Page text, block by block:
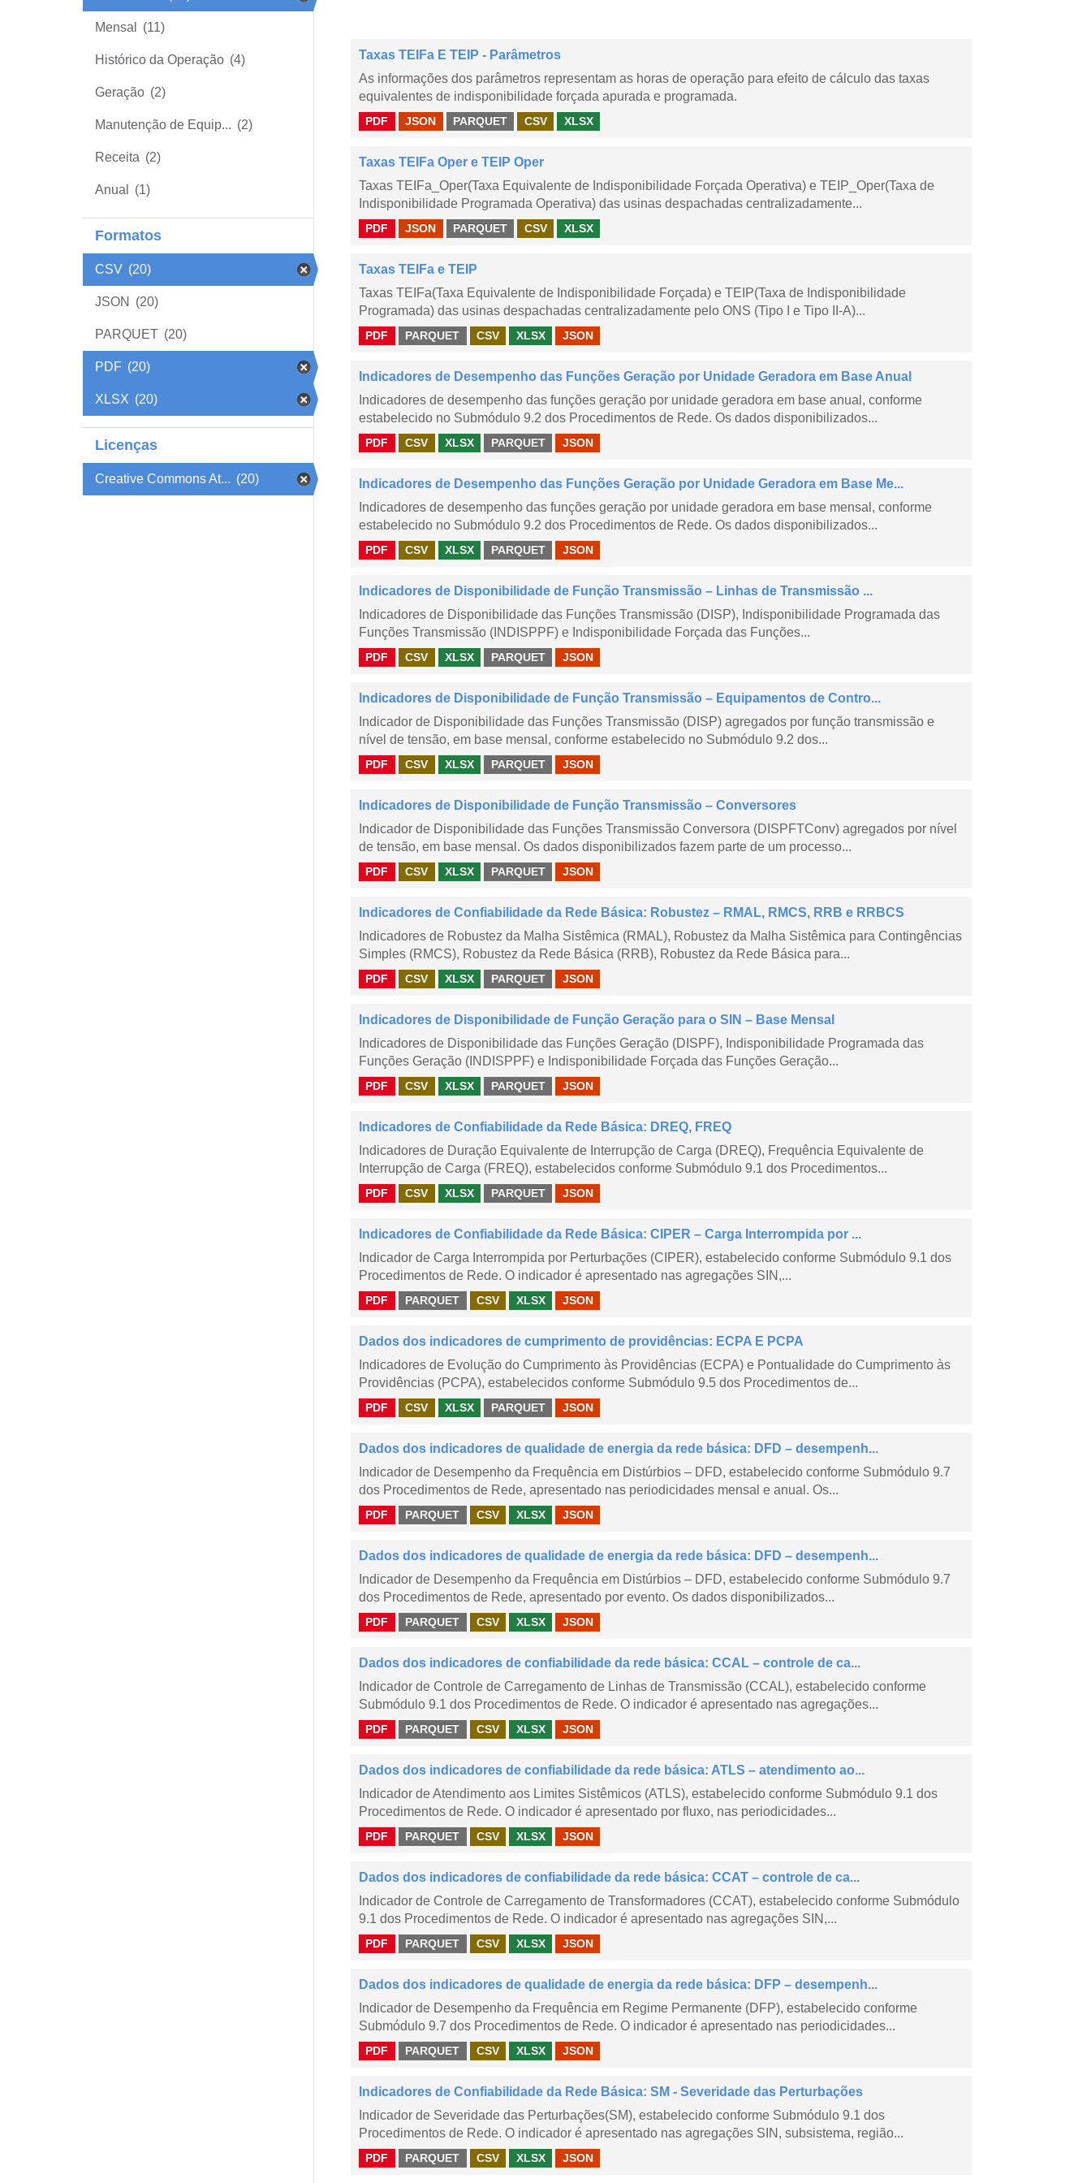
Mensal (11)
Histórico da Operação (4)
Geração (2)
Manutenção de Equip... (2)
Receita (2)
Anual (1)
Formatos
CSV (20)
JSON (20)
PARQUET (20)
PDF (20)
XLSX (20)
Licenças
Creative Commons At... (20)
Taxas TEIFa E TEIP - Parâmetros
As informações dos parâmetros representam as horas de operação para efeito de cálculo das taxas
equivalentes de indisponibilidade forçada apurada e programada.
PDF JSON PARQUET CSV XLSX
Taxas TEIFa Oper e TEIP Oper
Taxas TEIFa_Oper(Taxa Equivalente de Indisponibilidade Forçada Operativa) e TEIP_Oper(Taxa de
Indisponibilidade Programada Operativa) das usinas despachadas centralizadamente...
PDF JSON PARQUET CSV XLSX
Taxas TEIFa e TEIP
Taxas TEIFa(Taxa Equivalente de Indisponibilidade Forçada) e TEIP(Taxa de Indisponibilidade
Programada) das usinas despachadas centralizadamente pelo ONS (Tipo I e Tipo II-A)...
PDF PARQUET CSV XLSX JSON
Indicadores de Desempenho das Funções Geração por Unidade Geradora em Base Anual
Indicadores de desempenho das funções geração por unidade geradora em base anual, conforme
estabelecido no Submódulo 9.2 dos Procedimentos de Rede. Os dados disponibilizados...
PDF CSV XLSX PARQUET JSON
Indicadores de Desempenho das Funções Geração por Unidade Geradora em Base Me...
Indicadores de desempenho das funções geração por unidade geradora em base mensal, conforme
estabelecido no Submódulo 9.2 dos Procedimentos de Rede. Os dados disponibilizados...
PDF CSV XLSX PARQUET JSON
Indicadores de Disponibilidade de Função Transmissão – Linhas de Transmissão ...
Indicadores de Disponibilidade das Funções Transmissão (DISP), Indisponibilidade Programada das
Funções Transmissão (INDISPPF) e Indisponibilidade Forçada das Funções...
PDF CSV XLSX PARQUET JSON
Indicadores de Disponibilidade de Função Transmissão – Equipamentos de Contro...
Indicador de Disponibilidade das Funções Transmissão (DISP) agregados por função transmissão e
nível de tensão, em base mensal, conforme estabelecido no Submódulo 9.2 dos...
PDF CSV XLSX PARQUET JSON
Indicadores de Disponibilidade de Função Transmissão – Conversores
Indicador de Disponibilidade das Funções Transmissão Conversora (DISPFTConv) agregados por nível
de tensão, em base mensal. Os dados disponibilizados fazem parte de um processo...
PDF CSV XLSX PARQUET JSON
Indicadores de Confiabilidade da Rede Básica: Robustez – RMAL, RMCS, RRB e RRBCS
Indicadores de Robustez da Malha Sistêmica (RMAL), Robustez da Malha Sistêmica para Contingências
Simples (RMCS), Robustez da Rede Básica (RRB), Robustez da Rede Básica para...
PDF CSV XLSX PARQUET JSON
Indicadores de Disponibilidade de Função Geração para o SIN – Base Mensal
Indicadores de Disponibilidade das Funções Geração (DISPF), Indisponibilidade Programada das
Funções Geração (INDISPPF) e Indisponibilidade Forçada das Funções Geração...
PDF CSV XLSX PARQUET JSON
Indicadores de Confiabilidade da Rede Básica: DREQ, FREQ
Indicadores de Duração Equivalente de Interrupção de Carga (DREQ), Frequência Equivalente de
Interrupção de Carga (FREQ), estabelecidos conforme Submódulo 9.1 dos Procedimentos...
PDF CSV XLSX PARQUET JSON
Indicadores de Confiabilidade da Rede Básica: CIPER – Carga Interrompida por ...
Indicador de Carga Interrompida por Perturbações (CIPER), estabelecido conforme Submódulo 9.1 dos
Procedimentos de Rede. O indicador é apresentado nas agregações SIN,...
PDF PARQUET CSV XLSX JSON
Dados dos indicadores de cumprimento de providências: ECPA E PCPA
Indicadores de Evolução do Cumprimento às Providências (ECPA) e Pontualidade do Cumprimento às
Providências (PCPA), estabelecidos conforme Submódulo 9.5 dos Procedimentos de...
PDF CSV XLSX PARQUET JSON
Dados dos indicadores de qualidade de energia da rede básica: DFD – desempenh...
Indicador de Desempenho da Frequência em Distúrbios – DFD, estabelecido conforme Submódulo 9.7
dos Procedimentos de Rede, apresentado nas periodicidades mensal e anual. Os...
PDF PARQUET CSV XLSX JSON
Dados dos indicadores de qualidade de energia da rede básica: DFD – desempenh...
Indicador de Desempenho da Frequência em Distúrbios – DFD, estabelecido conforme Submódulo 9.7
dos Procedimentos de Rede, apresentado por evento. Os dados disponibilizados...
PDF PARQUET CSV XLSX JSON
Dados dos indicadores de confiabilidade da rede básica: CCAL – controle de ca...
Indicador de Controle de Carregamento de Linhas de Transmissão (CCAL), estabelecido conforme
Submódulo 9.1 dos Procedimentos de Rede. O indicador é apresentado nas agregações...
PDF PARQUET CSV XLSX JSON
Dados dos indicadores de confiabilidade da rede básica: ATLS – atendimento ao...
Indicador de Atendimento aos Limites Sistêmicos (ATLS), estabelecido conforme Submódulo 9.1 dos
Procedimentos de Rede. O indicador é apresentado por fluxo, nas periodicidades...
PDF PARQUET CSV XLSX JSON
Dados dos indicadores de confiabilidade da rede básica: CCAT – controle de ca...
Indicador de Controle de Carregamento de Transformadores (CCAT), estabelecido conforme Submódulo
9.1 dos Procedimentos de Rede. O indicador é apresentado nas agregações SIN,...
PDF PARQUET CSV XLSX JSON
Dados dos indicadores de qualidade de energia da rede básica: DFP – desempenh...
Indicador de Desempenho da Frequência em Regime Permanente (DFP), estabelecido conforme
Submódulo 9.7 dos Procedimentos de Rede. O indicador é apresentado nas periodicidades...
PDF PARQUET CSV XLSX JSON
Indicadores de Confiabilidade da Rede Básica: SM - Severidade das Perturbações
Indicador de Severidade das Perturbações(SM), estabelecido conforme Submódulo 9.1 dos
Procedimentos de Rede. O indicador é apresentado nas agregações SIN, subsistema, região...
PDF PARQUET CSV XLSX JSON